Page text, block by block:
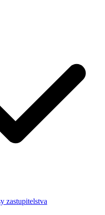
zastupitelstva